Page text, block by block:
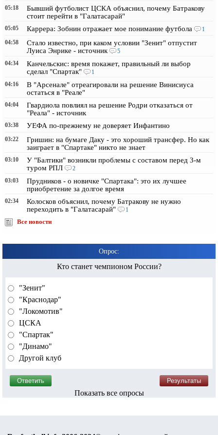
05:18
Бывший футболист ЦСКА объяснил, почему Батракову
стоит перейти в "Галатасарай"
05:05 Каррера: Зобнин отражает мое понимание футбола
1
04:58
Стало известно, при каком условии "Зенит" отпустит
Луиса Энрике - источник
5
04:34
Канчельскис: время покажет, правильный ли выбор
сделал "Спартак"
1
04:16
В "Арсенале" отреагировали на решение Винисиуса
остаться в "Реале"
04:04
Гвардиола повлиял на решение Родри отказаться от
"Реала" - источник
03:38 УЕФА по-прежнему не доверяет Инфантино
03:22
Гришин: на бумаге Даку - это хороший трансфер. Но как
заиграет в "Спартаке" никто не знает
03:10
У "Балтики" возникли проблемы с составом перед 3-м
туром РПЛ
2
03:03
Прудников - о новичке "Спартака": это их лучшее
приобретение за долгое время
02:34
Колосков объяснил, почему Батракову не нужно
переходить в "Галатасарай"
1
Все новости
Опрос:
Кто станет чемпионом России?
"Зенит"
"Краснодар"
"Локомотив"
ЦСКА
"Спартак"
"Динамо"
Другой клуб
Показать все опросы